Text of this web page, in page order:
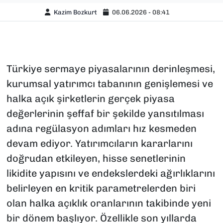
Kazim Bozkurt 06.06.2026 - 08:41
Türkiye sermaye piyasalarının derinleşmesi,
kurumsal yatırımcı tabanının genişlemesi ve
halka açık şirketlerin gerçek piyasa
değerlerinin şeffaf bir şekilde yansıtılması
adına regülasyon adımları hız kesmeden
devam ediyor. Yatırımcıların kararlarını
doğrudan etkileyen, hisse senetlerinin
likidite yapısını ve endekslerdeki ağırlıklarını
belirleyen en kritik parametrelerden biri
olan halka açıklık oranlarının takibinde yeni
bir dönem başlıyor. Özellikle son yıllarda